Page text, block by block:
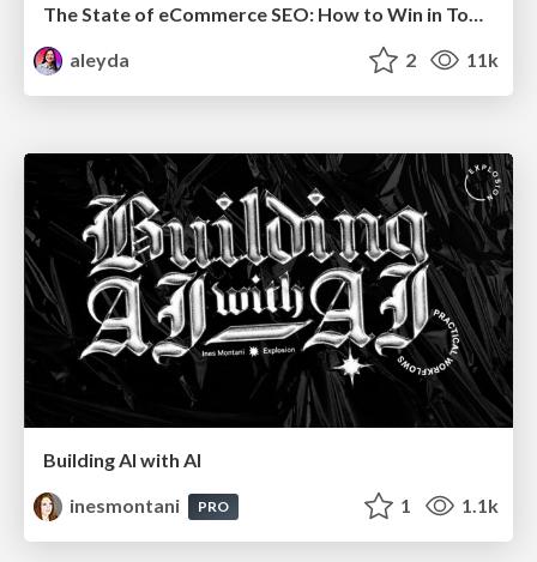
The State of eCommerce SEO: How to Win in Today's Products SERPs - #SEOweek
aleyda
2 11k
Building AI with AI
inesmontani
PRO 1 1.1k